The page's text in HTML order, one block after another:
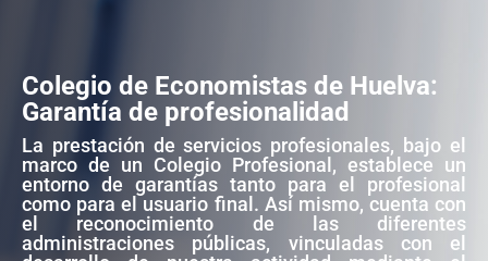
Colegio de Economistas de Huelva:
Garantía de profesionalidad
La prestación de servicios profesionales, bajo el
marco de un Colegio Profesional, establece un
entorno de garantías tanto para el profesional
como para el usuario final. Así mismo, cuenta con
el reconocimiento de las diferentes
administraciones públicas, vinculadas con el